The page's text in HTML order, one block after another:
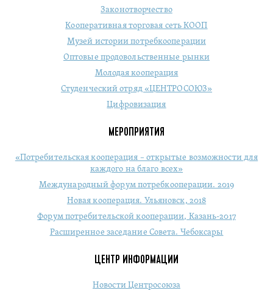
Законотворчество
Кооперативная торговая сеть КООП
Музей истории потребкооперации
Оптовые продовольственные рынки
Молодая кооперация
Студенческий отряд «ЦЕНТРОСОЮЗ»
Цифровизация
МЕРОПРИЯТИЯ
«Потребительская кооперация – открытые возможности для
каждого на благо всех»
Международный форум потребкооперации. 2019
Новая кооперация. Ульяновск, 2018
Форум потребительской кооперации, Казань-2017
Расширенное заседание Совета. Чебоксары
ЦЕНТР ИНФОРМАЦИИ
Новости Центросоюза